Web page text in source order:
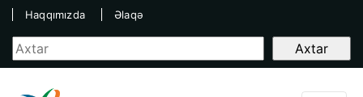
Haqqımızda Əlaqə